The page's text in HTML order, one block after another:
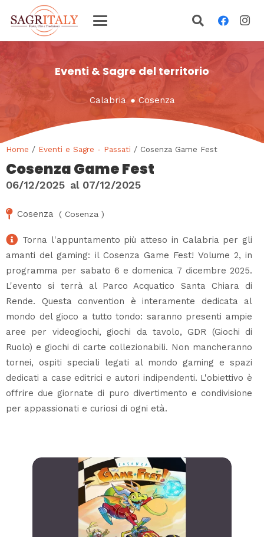
Eventi & Sagre del territorio
Calabria ● Cosenza
Home / Eventi e Sagre - Passati / Cosenza Game Fest
Cosenza Game Fest
06/12/2025 al 07/12/2025
Cosenza ( Cosenza )
Torna l'appuntamento più atteso in Calabria per gli
amanti del gaming: il Cosenza Game Fest! Volume 2, in
programma per sabato 6 e domenica 7 dicembre 2025.
L'evento si terrà al Parco Acquatico Santa Chiara di
Rende. Questa convention è interamente dedicata al
mondo del gioco a tutto tondo: saranno presenti ampie
aree per videogiochi, giochi da tavolo, GDR (Giochi di
Ruolo) e giochi di carte collezionabili. Non mancheranno
tornei, ospiti speciali legati al mondo gaming e spazi
dedicati a case editrici e autori indipendenti. L'obiettivo è
offrire due giornate di puro divertimento e condivisione
per appassionati e curiosi di ogni età.